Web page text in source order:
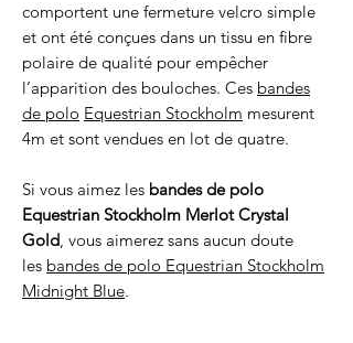
comportent une fermeture velcro simple
et ont été conçues dans un tissu en fibre
polaire de qualité pour empêcher
l’apparition des bouloches. Ces bandes
de polo Equestrian Stockholm mesurent
4m et sont vendues en lot de quatre.
Si vous aimez les bandes de polo
Equestrian Stockholm Merlot Crystal
Gold, vous aimerez sans aucun doute
les bandes de polo Equestrian Stockholm
Midnight Blue.